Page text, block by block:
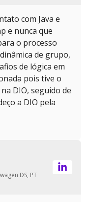
com Java e
e nunca que
o processo
de grupo,
de lógica em
pois tive o
DIO, seguido de
a DIO pela
DS, PT